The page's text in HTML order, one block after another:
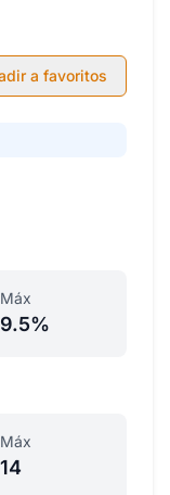
a favoritos
Máx
9.5%
Máx
14